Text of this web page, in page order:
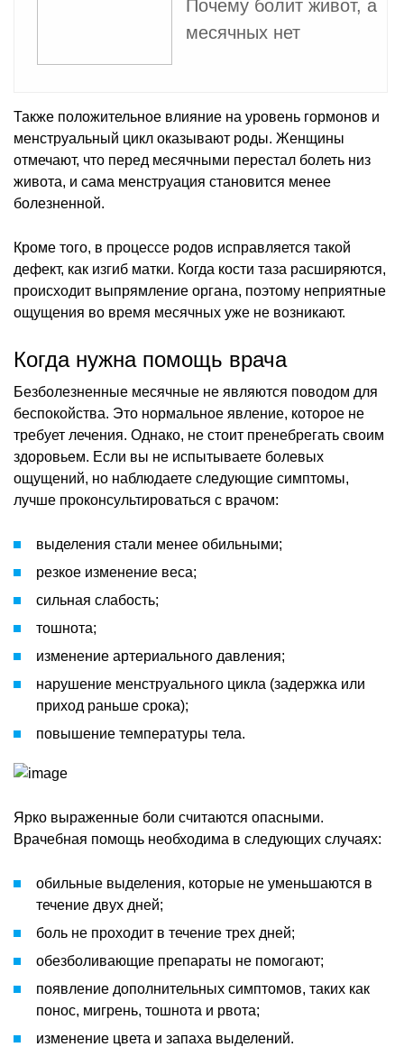
Почему болит живот, а
месячных нет
Также положительное влияние на уровень гормонов и
менструальный цикл оказывают роды. Женщины
отмечают, что перед месячными перестал болеть низ
живота, и сама менструация становится менее
болезненной.
Кроме того, в процессе родов исправляется такой
дефект, как изгиб матки. Когда кости таза расширяются,
происходит выпрямление органа, поэтому неприятные
ощущения во время месячных уже не возникают.
Когда нужна помощь врача
Безболезненные месячные не являются поводом для
беспокойства. Это нормальное явление, которое не
требует лечения. Однако, не стоит пренебрегать своим
здоровьем. Если вы не испытываете болевых
ощущений, но наблюдаете следующие симптомы,
лучше проконсультироваться с врачом:
выделения стали менее обильными;
резкое изменение веса;
сильная слабость;
тошнота;
изменение артериального давления;
нарушение менструального цикла (задержка или
приход раньше срока);
повышение температуры тела.
Ярко выраженные боли считаются опасными.
Врачебная помощь необходима в следующих случаях:
обильные выделения, которые не уменьшаются в
течение двух дней;
боль не проходит в течение трех дней;
обезболивающие препараты не помогают;
появление дополнительных симптомов, таких как
понос, мигрень, тошнота и рвота;
изменение цвета и запаха выделений.